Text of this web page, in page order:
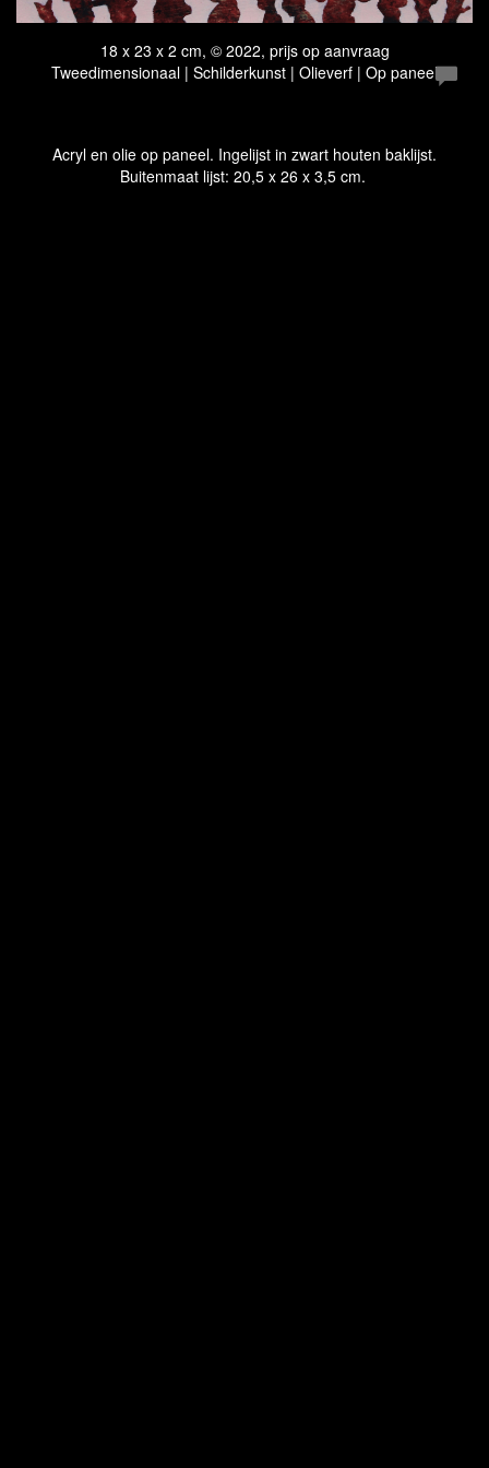
18 x 23 x 2 cm, © 2022, prijs op aanvraag
Tweedimensionaal | Schilderkunst | Olieverf | Op paneel
Acryl en olie op paneel. Ingelijst in zwart houten baklijst.
Buitenmaat lijst: 20,5 x 26 x 3,5 cm.